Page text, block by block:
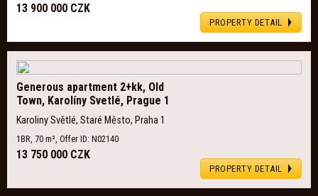
13 900 000 CZK
PROPERTY DETAIL
Generous apartment 2+kk, Old
Town, Karolíny Svetlé, Prague 1
Karoliny Světlé, Staré Město, Praha 1
1BR, 70 m², Offer ID: N02140
13 750 000 CZK
PROPERTY DETAIL